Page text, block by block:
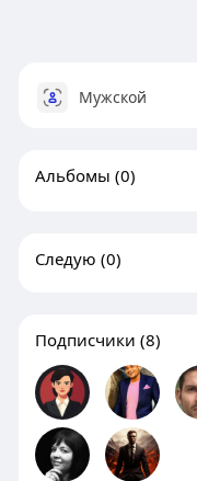
Мужской
Альбомы (0)
Следую (0)
Подписчики (8)